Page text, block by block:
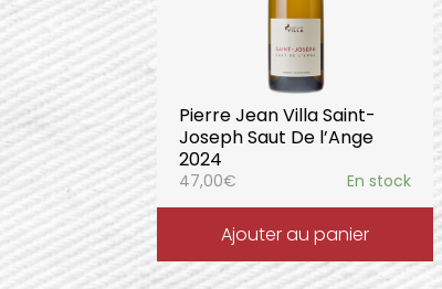
Pierre Jean Villa Saint-
Joseph Saut De l’Ange
2024
47,00€ En stock
Ajouter au panier